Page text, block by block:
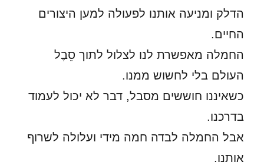
הדלק ומניעה אותנו לפעולה למען היצורים
החיים.
החמלה מאפשרת לנו לצלול לתוך סֵבֶל
העולם בלי לחשוש ממנו.
כשאיננו חוששים מסבל, דבר לא יכול לעמוד
בדרכנו.
אבל החמלה לבדה חמה מידי ועלולה לשרוף
אותנו.